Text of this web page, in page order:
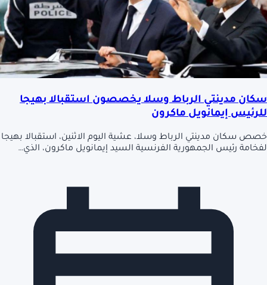
سكان مدينتي الرباط وسلا يخصصون استقبالا بهيجا
للرئيس إيمانويل ماكرون
خصص سكان مدينتي الرباط وسلا، عشية اليوم الاثنين، استقبالا بهيجا
لفخامة رئيس الجمهورية الفرنسية السيد إيمانويل ماكرون، الذي…